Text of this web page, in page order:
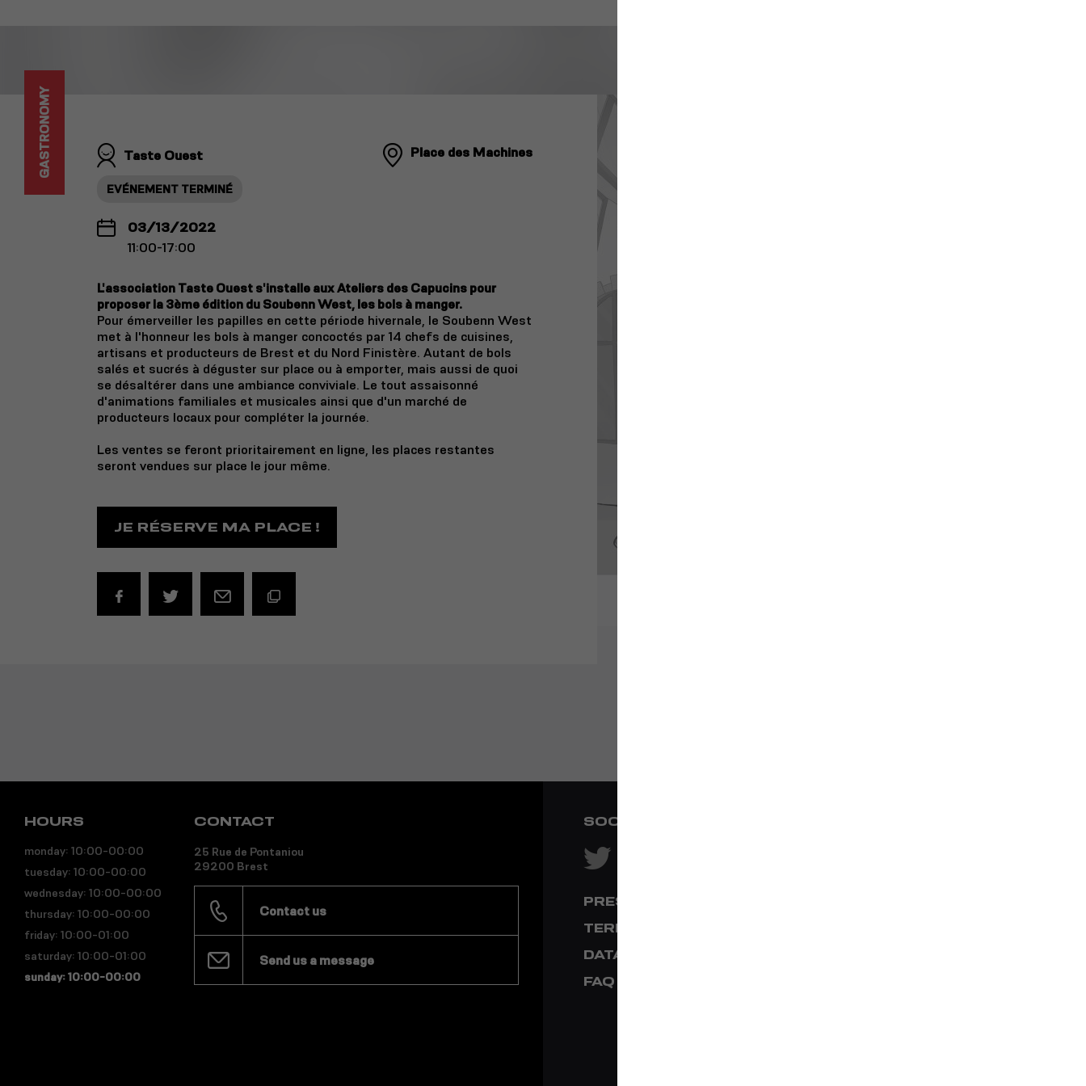
GASTRONOMY Taste Ouest Place des Machines
EVÉNEMENT TERMINÉ
03/13/2022
11:00-17:00
L'association Taste Ouest s'installe aux Ateliers des Capucins pour
proposer la 3ème édition du Soubenn West, les bols à manger.
Pour émerveiller les papilles en cette période hivernale, le Soubenn West
met à l'honneur les bols à manger concoctés par 14 chefs de cuisines,
artisans et producteurs de Brest et du Nord Finistère. Autant de bols
salés et sucrés à déguster sur place ou à emporter, mais aussi de quoi
se désaltérer dans une ambiance conviviale. Le tout assaisonné
d'animations familiales et musicales ainsi que d'un marché de
producteurs locaux pour compléter la journée.
Les ventes se feront prioritairement en ligne, les places restantes
seront vendues sur place le jour même.
JE RÉSERVE MA PLACE !
HOURS
monday: 10:00-00:00
tuesday: 10:00-00:00
wednesday: 10:00-00:00
thursday: 10:00-00:00
friday: 10:00-01:00
saturday: 10:00-01:00
sunday: 10:00-00:00
CONTACT
25 Rue de Pontaniou
29200 Brest
Contact us
Send us a message
SOCIAL NETWORKS
PRESS & MEDIA
TERMS & CONDITIONS
DATA PRIVACY
FAQ